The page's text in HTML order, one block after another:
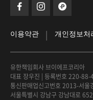
이용약관 | 개인정보처
유한책임회사 브이에프코리아
대표 장우진 | 등록번호 220-88-
통신판매업신고번호 2013-서
서울특별시 강남구 강남대로